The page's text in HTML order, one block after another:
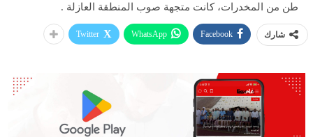
طن من المخدرات، كانت متجهة صوب المنطقة العازلة .
شارك Facebook
WhatsApp
Twitter